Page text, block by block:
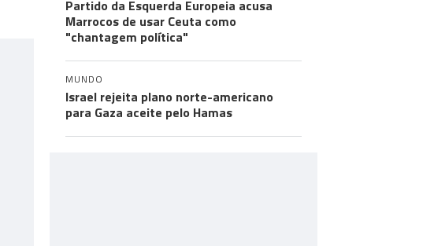
Partido da Esquerda Europeia acusa
Marrocos de usar Ceuta como
"chantagem política"
MUNDO
Israel rejeita plano norte-americano
para Gaza aceite pelo Hamas